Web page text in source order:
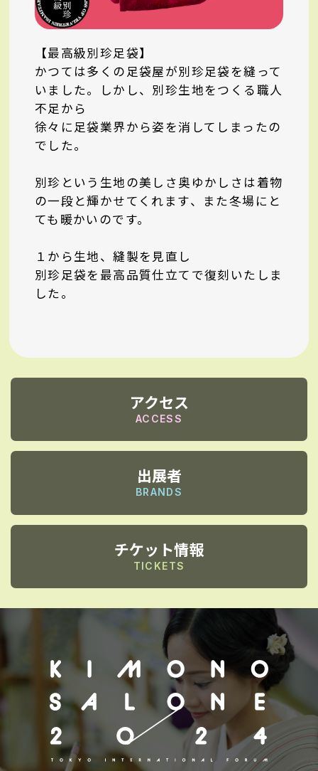
【最高級別珍足袋】
かつては多くの足袋屋が別珍足袋を縫って
いました。しかし、別珍生地をつくる職人
不足から
徐々に足袋業界から姿を消してしまったの
でした。
別珍という生地の美しさ奥ゆかしさは着物
の一段と輝かせてくれます、また冬場にと
ても暖かいのです。
１から生地、縫製を見直し
別珍足袋を最高品質仕立てで復刻いたしま
した。
アクセス
ACCESS
出展者
BRANDS
チケット情報
TICKETS